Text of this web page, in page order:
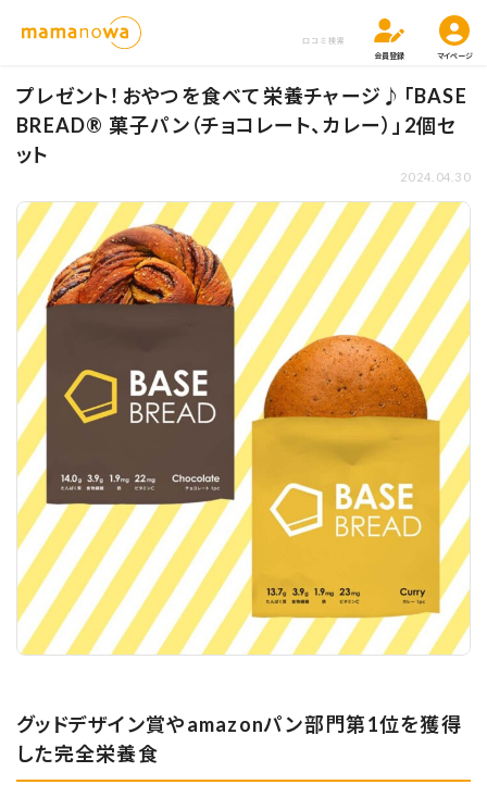
口コミ検索
会員登録
マイページ
プレゼント！おやつを食べて栄養チャージ♪「BASE
BREAD® 菓子パン（チョコレート、カレー）」2個セ
ット
2024.04.30
グッドデザイン賞やamazonパン部門第1位を獲得
した完全栄養食